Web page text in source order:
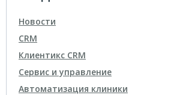
Новости
CRM
Клиентикс CRM
Сервис и управление
Автоматизация клиники